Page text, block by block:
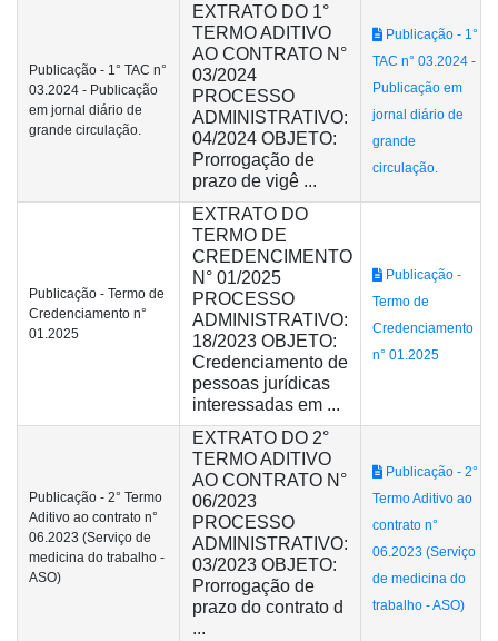
Publicação - 1° TAC n°
03.2024 - Publicação
em jornal diário de
grande circulação.
EXTRATO DO 1°
TERMO ADITIVO
AO CONTRATO N°
03/2024
PROCESSO
ADMINISTRATIVO:
04/2024 OBJETO:
Prorrogação de
prazo de vigê ...
Publicação - 1°
TAC n° 03.2024 -
Publicação em
jornal diário de
grande
circulação.
Publicação - Termo de
Credenciamento n°
01.2025
EXTRATO DO
TERMO DE
CREDENCIMENTO
N° 01/2025
PROCESSO
ADMINISTRATIVO:
18/2023 OBJETO:
Credenciamento de
pessoas jurídicas
interessadas em ...
Publicação -
Termo de
Credenciamento
n° 01.2025
Publicação - 2° Termo
Aditivo ao contrato n°
06.2023 (Serviço de
medicina do trabalho -
ASO)
EXTRATO DO 2°
TERMO ADITIVO
AO CONTRATO N°
06/2023
PROCESSO
ADMINISTRATIVO:
03/2023 OBJETO:
Prorrogação de
prazo do contrato d
...
Publicação - 2°
Termo Aditivo ao
contrato n°
06.2023 (Serviço
de medicina do
trabalho - ASO)